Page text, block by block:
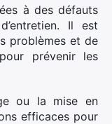
à des défauts
Il est
problèmes et de
prévenir les
ou la mise en
efficaces pour